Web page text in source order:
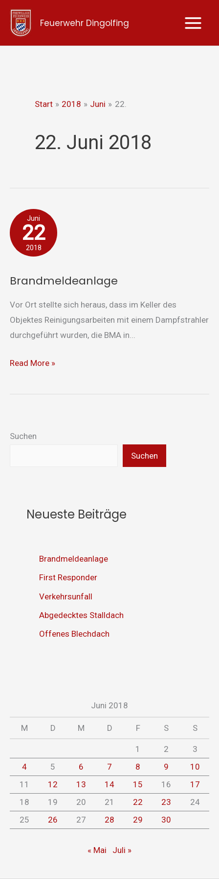
Zum
Inhalt
springen
Feuerwehr Dingolfing
Start 2018 Juni 22.
22. Juni 2018
Juni
22
2018
Brandmeldeanlage
Vor Ort stellte sich heraus, dass im Keller des
Objektes Reinigungsarbeiten mit einem Dampfstrahler
durchgeführt wurden, die BMA in...
Brandmeldeanlage
Read More »
Suchen
Suchen
Neueste Beiträge
Brandmeldeanlage
First Responder
Verkehrsunfall
Abgedecktes Stalldach
Offenes Blechdach
Juni 2018
M D M D F S S
1 2
3
4
5 6 7 8 9
10
11
12 13 14 15 16
17
18
19 20 21 22 23
24
25
26 27 28 29 30
« Mai Juli »